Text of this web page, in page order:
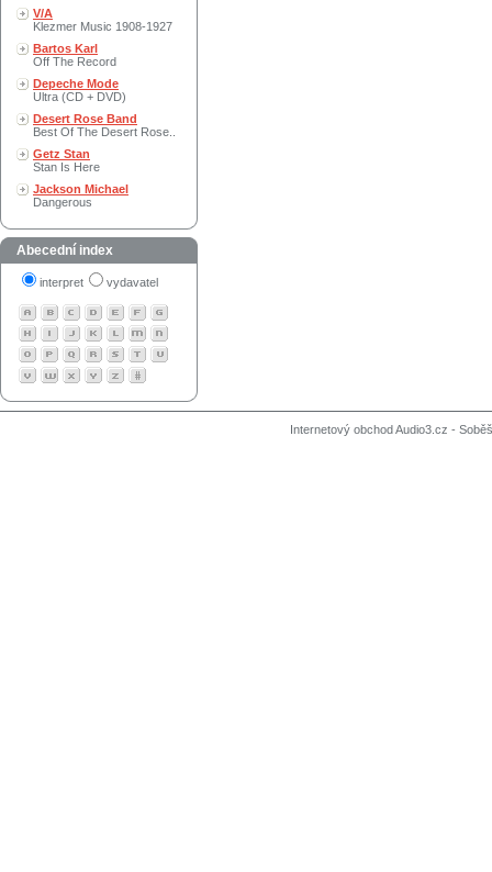
V/A
Klezmer Music 1908-1927
Bartos Karl
Off The Record
Depeche Mode
Ultra (CD + DVD)
Desert Rose Band
Best Of The Desert Rose..
Getz Stan
Stan Is Here
Jackson Michael
Dangerous
Abecední index
interpret vydavatel
Internetový obchod Audio3.cz -